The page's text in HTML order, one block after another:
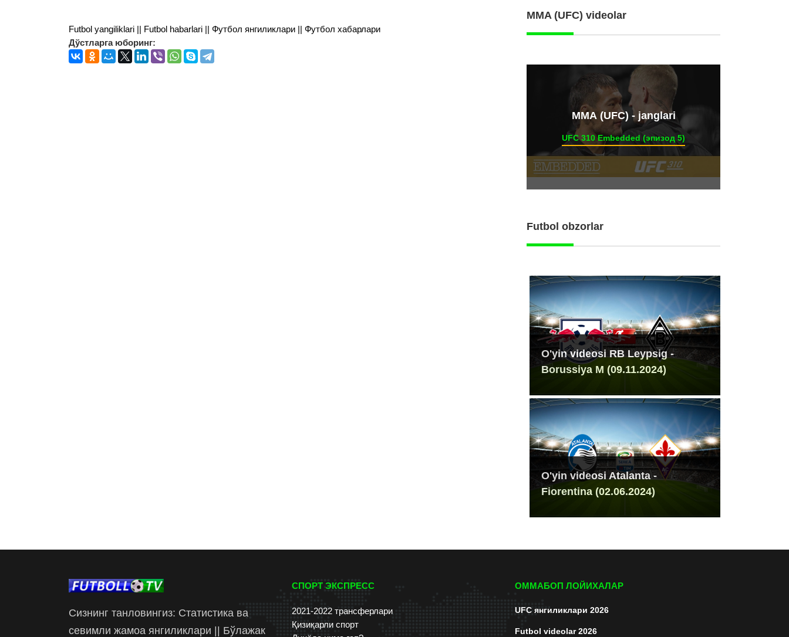
Futbol yangiliklari || Futbol habarlari || Футбол янгиликлари || Футбол хабарлари
Дўстларга юборинг:
MMA (UFC) videolar
ММА (UFC) - janglari
UFC 310 Embedded (эпизод 5)
Futbol obzorlar
O'yin videosi RB Leypsig -
Borussiya M (09.11.2024)
O'yin videosi Atalanta -
Fiorentina (02.06.2024)
Сизнинг танловингиз: Статистика ва
севимли жамоа янгиликлари || Бўлажак
СПОРТ ЭКСПРЕСС
2021-2022 трансферлари
Қизиқарли спорт
ОММАБОП ЛОЙИХАЛАР
UFC янгиликлари 2026
Futbol videolar 2026